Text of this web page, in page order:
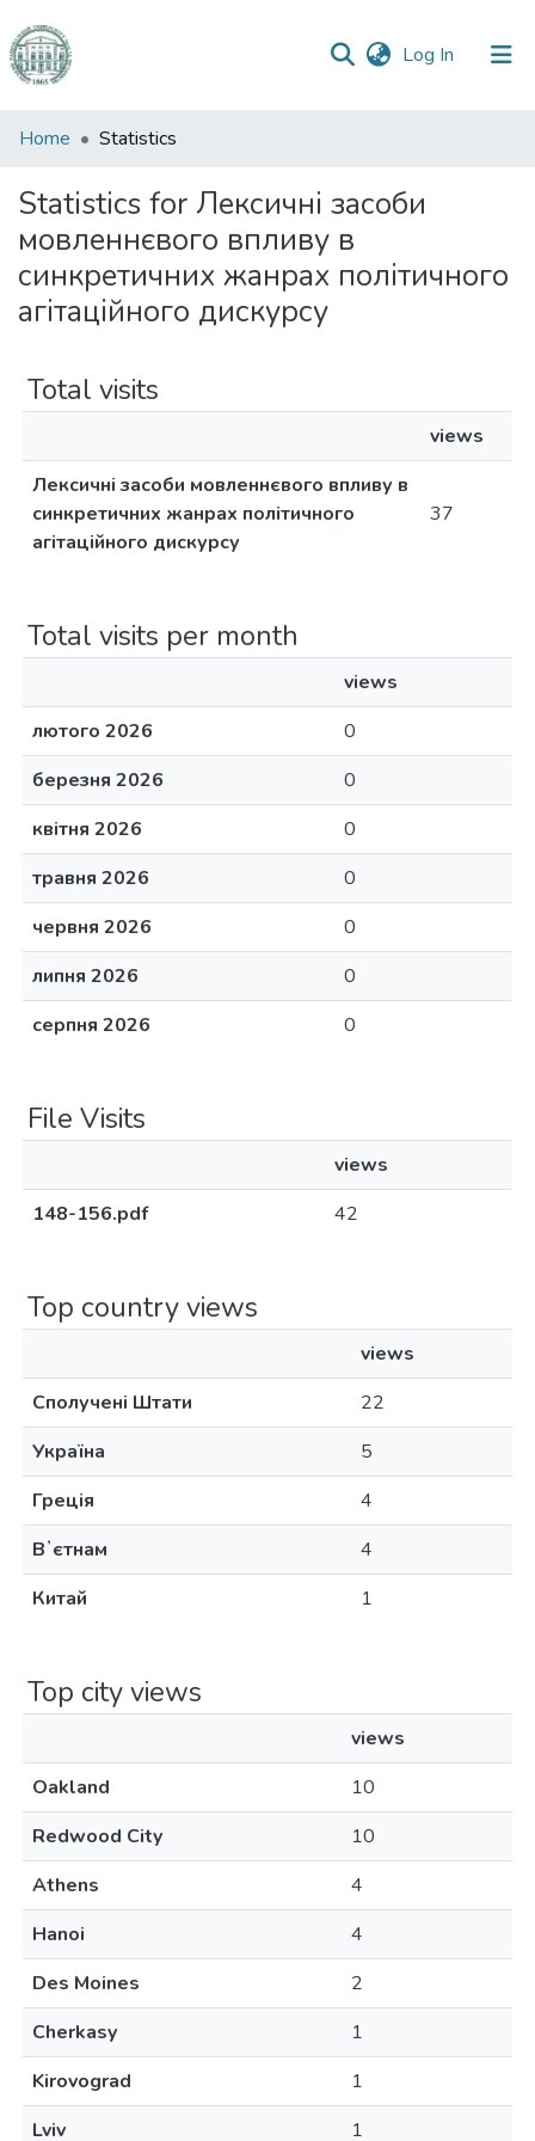
Log In (current)
Communities
Collections
All of DSpace
Home Statistics
Statistics for Лексичні засоби
мовленнєвого впливу в
синкретичних жанрах політичного
агітаційного дискурсу
Total visits
views
Лексичні засоби мовленнєвого впливу в
синкретичних жанрах політичного
агітаційного дискурсу
37
Total visits per month
views
лютого 2026
0
березня 2026
0
квітня 2026
0
травня 2026
0
червня 2026
0
липня 2026
0
серпня 2026
0
File Visits
views
148-156.pdf
42
Top country views
views
Сполучені Штати
22
Україна
5
Греція
4
Вʼєтнам
4
Китай
1
Top city views
views
Oakland
10
Redwood City
10
Athens
4
Hanoi
4
Des Moines
2
Cherkasy
1
Kirovograd
1
Lviv
1